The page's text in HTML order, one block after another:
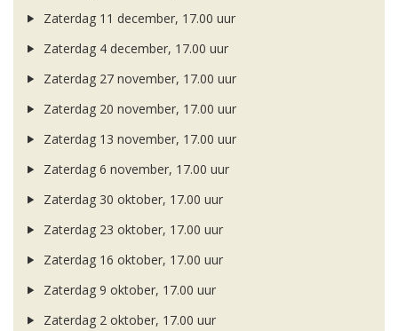
Zaterdag 11 december, 17.00 uur
Zaterdag 4 december, 17.00 uur
Zaterdag 27 november, 17.00 uur
Zaterdag 20 november, 17.00 uur
Zaterdag 13 november, 17.00 uur
Zaterdag 6 november, 17.00 uur
Zaterdag 30 oktober, 17.00 uur
Zaterdag 23 oktober, 17.00 uur
Zaterdag 16 oktober, 17.00 uur
Zaterdag 9 oktober, 17.00 uur
Zaterdag 2 oktober, 17.00 uur